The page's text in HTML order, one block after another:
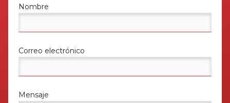
Nombre
Correo electrónico
Mensaje